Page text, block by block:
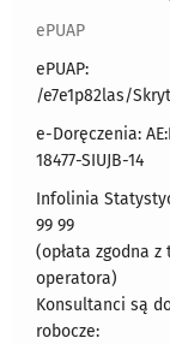
ePUAP
ePUAP:
/e7e1p82las/
e-Doręczenia:
18477-SIUJB-14
Infolinia
99 99
(opłata zgodna z
operatora)
Konsultanci są
robocze: